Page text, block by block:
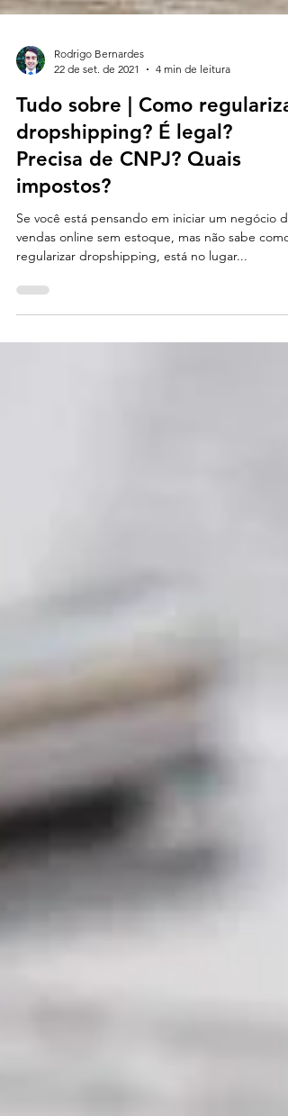
22 de set. de 2021
4 min de leitura
Tudo sobre | Como
dropshipping? É legal?
Precisa de CNPJ? Quais
impostos?
Se você está pensando em iniciar um negócio de
regularizar dropshipping, está no lugar...